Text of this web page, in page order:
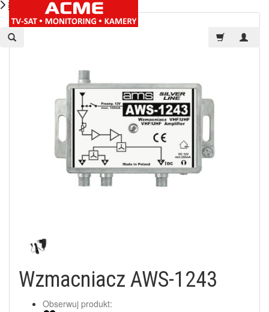
Wzmacniacz AWS-1243
Obserwuj produkt: